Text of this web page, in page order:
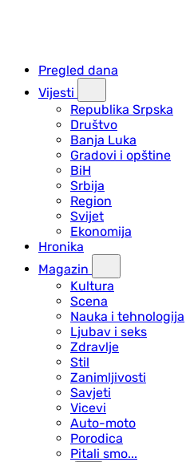
Pregled dana
Vijesti
Republika Srpska
Društvo
Banja Luka
Gradovi i opštine
BiH
Srbija
Region
Svijet
Ekonomija
Hronika
Magazin
Kultura
Scena
Nauka i tehnologija
Ljubav i seks
Zdravlje
Stil
Zanimljivosti
Savjeti
Vicevi
Auto-moto
Porodica
Pitali smo...